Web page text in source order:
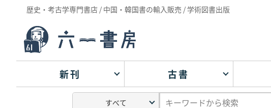
歴史・考古学専門書店 / 中国・韓国書の輸入販売 / 学術図書出版
新刊 古書